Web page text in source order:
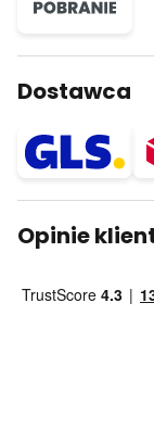
Dostawca
Opinie